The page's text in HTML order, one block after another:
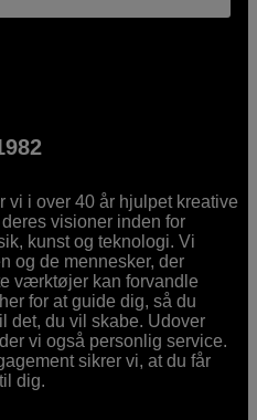
vi i over 40 år hjulpet kreative
visioner inden for
kunst og teknologi. Vi
og de mennesker, der
værktøjer kan forvandle
for at guide dig, så du
det, du vil skabe. Udover
vi også personlig service.
sikrer vi, at du får
dig.